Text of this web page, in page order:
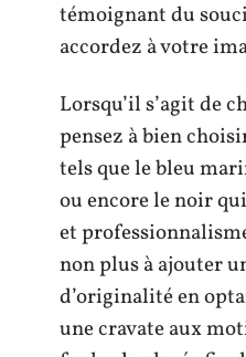
témoignant du
accordez à votre
Lorsqu’il s’agit de
pensez à bien
tels que le bleu
ou encore le noir
et
non plus à ajouter
d’originalité en
une cravate aux